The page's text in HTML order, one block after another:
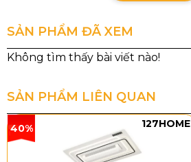
SẢN PHẨM ĐÃ XEM
SẢN PHẨM LIÊN QUAN
40% 127HOME